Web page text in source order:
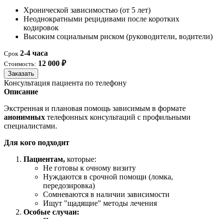
Хронической зависимостью (от 5 лет)
Неоднократными рецидивами после коротких
кодировок
Высоким социальным риском (руководители, водители)
Срок 2-4 часа
Стоимость: 12 000 ₽
Заказать
Консультация пациента по телефону
Описание
Экстренная и плановая помощь зависимым в формате
анонимных телефонных консультаций с профильными
специалистами.
Для кого подходит
Пациентам, которые:
Не готовы к очному визиту
Нуждаются в срочной помощи (ломка,
передозировка)
Сомневаются в наличии зависимости
Ищут "щадящие" методы лечения
Особые случаи: